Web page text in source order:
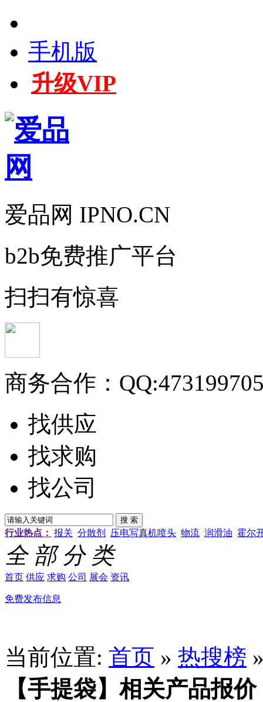
手机版
升级VIP
爱品网 IPNO.CN
b2b免费推广平台
扫扫有惊喜
商务合作：
找供应
找求购
找公司
行业热点： 报关 分散剂 压电写真机喷头 物流 润滑油 霍尔
全 部 分 类
首页 供应 求购 公司 展会 资讯
免费发布信息
当前位置: 首页 » 热搜榜
【手提袋】相关产品报价